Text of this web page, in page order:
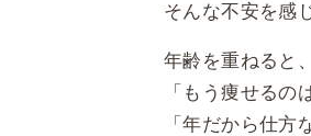
そんな不安を感
年齢を重ねると、
「もう痩せるの
「年だから仕方